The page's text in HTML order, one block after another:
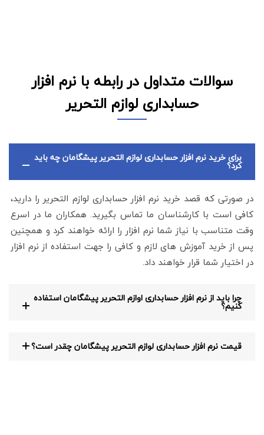
سوالات متداول در رابطه با نرم افزار
حسابداری لوازم التحریر
برای خرید نرم افزار حسابداری لوازم التحریر پیشگامان چه باید
کرد؟
در صورتی که قصد خرید نرم افزار حسابداری لوازم التحریر را دارید،
کافی است با کارشناسان ما تماس بگیرید. همکاران ما در اسرع
وقت متناسب با نیاز شما نرم افزار را ارائه خواهند کرد و همچنین
پس از خرید آموزش های لازم و کافی را جهت استفاده از نرم افزار
در اختیار شما قرار خواهند داد.
چرا باید از نرم افزار حسابداری اوازم التحریر پیشگامان استفاده
کنیم؟
قیمت نرم افزار حسابداری لوازم التحریر پیشگامان چقدر است؟